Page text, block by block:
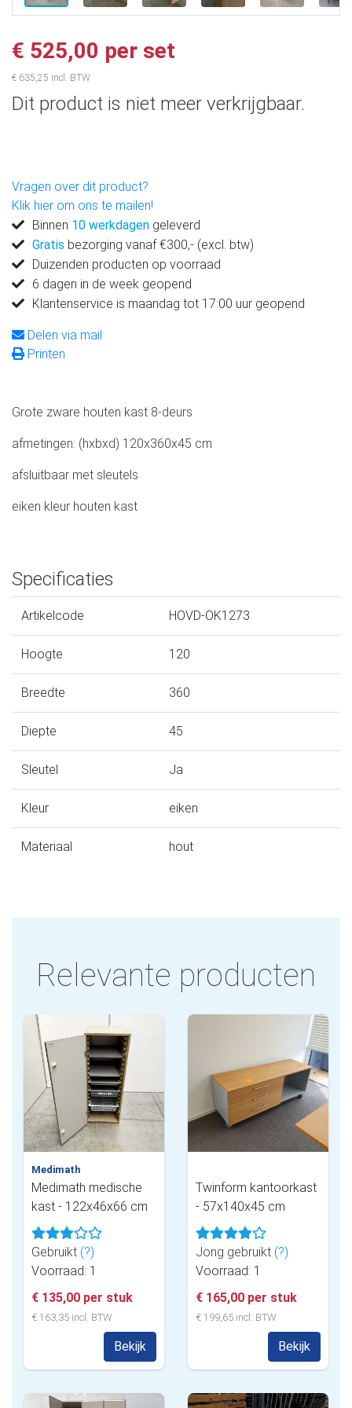
€ 525,00 per set
€ 635,25 incl. BTW
Dit product is niet meer verkrijgbaar.
Vragen over dit product?
Klik hier om ons te mailen!
Binnen 10 werkdagen geleverd
Gratis bezorging vanaf €300,- (excl. btw)
Duizenden producten op voorraad
6 dagen in de week geopend
Klantenservice is maandag tot 17:00 uur geopend
Delen via mail
Printen
Grote zware houten kast 8-deurs
afmetingen: (hxbxd) 120x360x45 cm
afsluitbaar met sleutels
eiken kleur houten kast
Specificaties
Artikelcode HOVD-OK1273
Hoogte 120
Breedte 360
Diepte 45
Sleutel Ja
Kleur eiken
Materiaal hout
Relevante producten
Medimath
Medimath medische
kast - 122x46x66 cm
Gebruikt (?)
Voorraad: 1
€ 135,00 per stuk
€ 163,35 incl. BTW
Bekijk
Twinform kantoorkast
- 57x140x45 cm
Jong gebruikt (?)
Voorraad: 1
€ 165,00 per stuk
€ 199,65 incl. BTW
Bekijk